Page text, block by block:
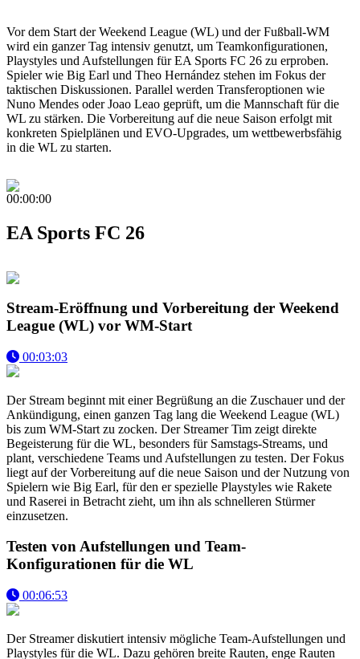
Vor dem Start der Weekend League (WL) und der Fußball-WM
wird ein ganzer Tag intensiv genutzt, um Teamkonfigurationen,
Playstyles und Aufstellungen für EA Sports FC 26 zu erproben.
Spieler wie Big Earl und Theo Hernández stehen im Fokus der
taktischen Diskussionen. Parallel werden Transferoptionen wie
Nuno Mendes oder Joao Leao geprüft, um die Mannschaft für die
WL zu stärken. Die Vorbereitung auf die neue Saison erfolgt mit
konkreten Spielplänen und EVO-Upgrades, um wettbewerbsfähig
in die WL zu starten.
00:00:00
EA Sports FC 26
Stream-Eröffnung und Vorbereitung der Weekend
League (WL) vor WM-Start
00:03:03
Der Stream beginnt mit einer Begrüßung an die Zuschauer und der
Ankündigung, einen ganzen Tag lang die Weekend League (WL)
bis zum WM-Start zu zocken. Der Streamer Tim zeigt direkte
Begeisterung für die WL, besonders für Samstags-Streams, und
plant, verschiedene Teams und Aufstellungen zu testen. Der Fokus
liegt auf der Vorbereitung auf die neue Saison und der Nutzung von
Spielern wie Big Earl, für den er spezielle Playstyles wie Rakete
und Raserei in Betracht zieht, um ihn als schnelleren Stürmer
einzusetzen.
Testen von Aufstellungen und Team-
Konfigurationen für die WL
00:06:53
Der Streamer diskutiert intensiv mögliche Team-Aufstellungen und
Playstyles für die WL. Dazu gehören breite Rauten, enge Rauten